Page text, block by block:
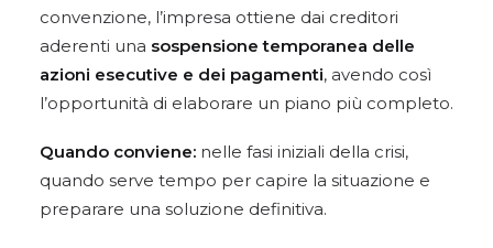
convenzione, l’impresa ottiene dai creditori
aderenti una sospensione temporanea delle
azioni esecutive e dei pagamenti, avendo così
l’opportunità di elaborare un piano più completo.
Quando conviene: nelle fasi iniziali della crisi,
quando serve tempo per capire la situazione e
preparare una soluzione definitiva.